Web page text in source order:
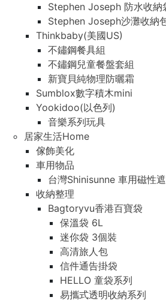
Stephen Joseph 防水收納
Stephen Joseph沙灘收納
Thinkbaby(美國US)
不鏽鋼餐具組
不鏽鋼兒童餐盤套組
新寶貝純物理防曬霜
Sumblox數字積木mini
Yookidoo(以色列)
音樂系列玩具
居家生活Home
傢飾美化
車用物品
台灣Shinisunne 車用磁性
收納整理
Bagtoryvu香港百寶袋
保溫袋 6L
迷你袋 3個裝
高清旅人包
信件通告掛袋
HELLO 童袋系列
易攜式透明收納系列